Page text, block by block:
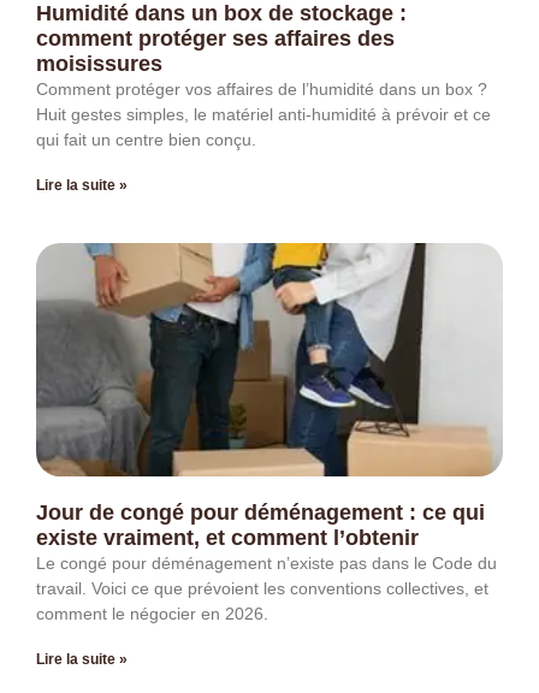
Humidité dans un box de stockage :
comment protéger ses affaires des
moisissures
Comment protéger vos affaires de l’humidité dans un box ?
Huit gestes simples, le matériel anti-humidité à prévoir et ce
qui fait un centre bien conçu.
Lire la suite »
Jour de congé pour déménagement : ce qui
existe vraiment, et comment l’obtenir
Le congé pour déménagement n’existe pas dans le Code du
travail. Voici ce que prévoient les conventions collectives, et
comment le négocier en 2026.
Lire la suite »